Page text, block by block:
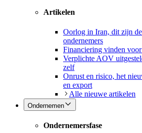
Artikelen
Oorlog in Iran, dit zijn
ondernemers
Financiering vinden
Verplichte AOV
zelf
Onrust en risico, het
en export
Alle nieuwe artikelen
Ondernemen
Ondernemersfase